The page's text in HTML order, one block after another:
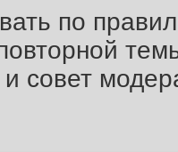
по
совет